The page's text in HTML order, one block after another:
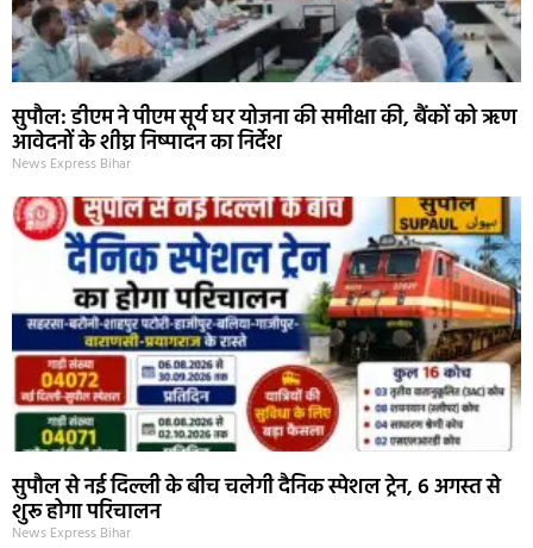
सुपौल: डीएम ने पीएम सूर्य घर योजना की समीक्षा की, बैंकों को ऋण
आवेदनों के शीघ्र निष्पादन का निर्देश
News Express Bihar
सुपौल से नई दिल्ली के बीच चलेगी दैनिक स्पेशल ट्रेन, 6 अगस्त से
शुरू होगा परिचालन
News Express Bihar